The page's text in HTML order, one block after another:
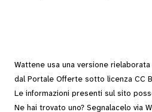
Wattene usa una versione rielaborata
dal Portale Offerte sotto licenza CC
Le informazioni presenti sul sito
Ne hai trovato uno? Segnalacelo via